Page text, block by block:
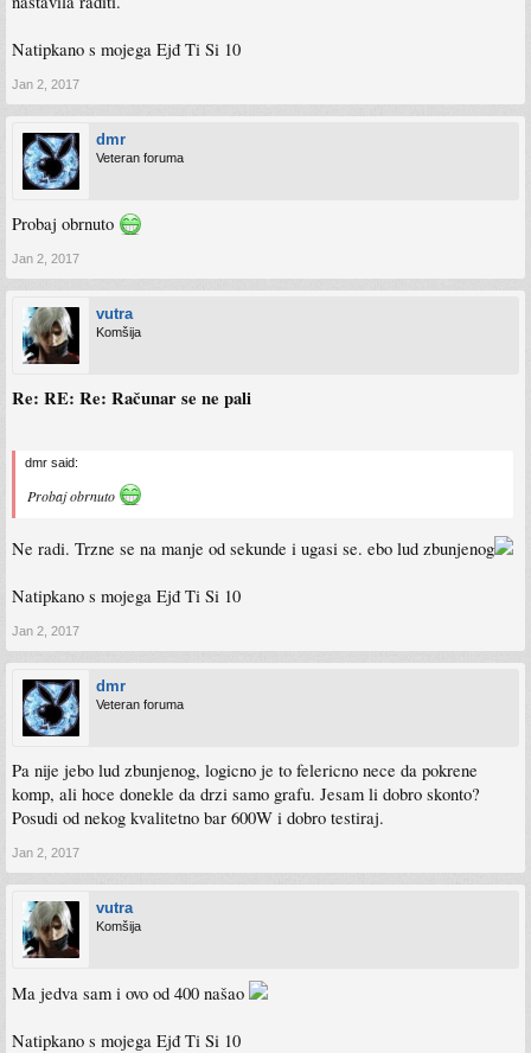
Natipkano s mojega Ejđ Ti Si 10
Jan 2, 2017
dmr
Veteran foruma
Probaj obrnuto
Jan 2, 2017
vutra
Komšija
Re: RE: Re: Računar se ne pali
dmr said:
Probaj obrnuto
Ne radi. Trzne se na manje od sekunde i ugasi se. ebo lud zbunjenog
Natipkano s mojega Ejđ Ti Si 10
Jan 2, 2017
dmr
Veteran foruma
Pa nije jebo lud zbunjenog, logicno je to felericno nece da pokrene
komp, ali hoce donekle da drzi samo grafu. Jesam li dobro skonto?
Posudi od nekog kvalitetno bar 600W i dobro testiraj.
Jan 2, 2017
vutra
Komšija
Ma jedva sam i ovo od 400 našao
Natipkano s mojega Ejđ Ti Si 10